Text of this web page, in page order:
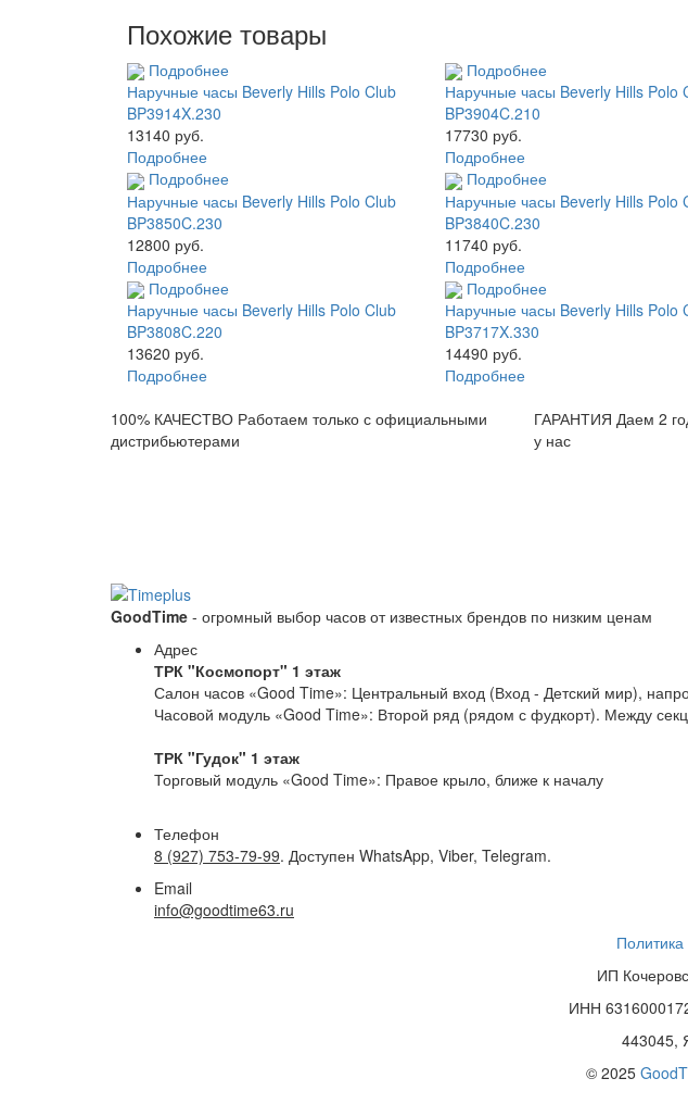
Похожие товары
Подробнее
Наручные часы Beverly Hills Polo Club
BP3914X.230
13140 руб.
Подробнее
Подробнее
Наручные часы Beverly Hills Polo
BP3904C.210
17730 руб.
Подробнее
Подробнее
Наручные часы Beverly Hills Polo Club
BP3850C.230
12800 руб.
Подробнее
Подробнее
Наручные часы Beverly Hills Polo
BP3840C.230
11740 руб.
Подробнее
Подробнее
Наручные часы Beverly Hills Polo Club
BP3808C.220
13620 руб.
Подробнее
Подробнее
Наручные часы Beverly Hills Polo
BP3717X.330
14490 руб.
Подробнее
100% КАЧЕСТВО Работаем только с официальными
дистрибьютерами
ГАРАНТИЯ Даем 2
у нас
GoodTime - огромный выбор часов от известных брендов по низким ценам
Адрес
ТРК "Космопорт" 1 этаж
Салон часов «Good Time»: Центральный вход (Вход - Детский мир),
Часовой модуль «Good Time»: Второй ряд (рядом с фудкорт). Между
ТРК "Гудок" 1 этаж
Торговый модуль «Good Time»: Правое крыло, ближе к началу
Телефон
8 (927) 753-79-99. Доступен WhatsApp, Viber, Telegram.
Email
info@goodtime63.ru
ИП
ИНН
443045,
© 2025